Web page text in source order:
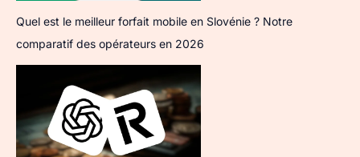
Quel est le meilleur forfait mobile en Slovénie ? Notre
comparatif des opérateurs en 2026